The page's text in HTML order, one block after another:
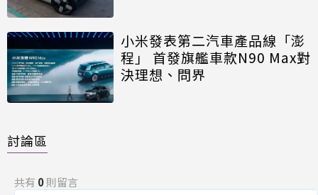
小米發表第二汽車產品線「澎
程」 首發旗艦車款N90 Max對
決理想、問界
討論區
共有 0則留言